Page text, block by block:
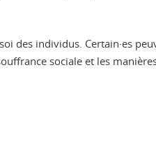
des individus. Certain·es
sociale et les